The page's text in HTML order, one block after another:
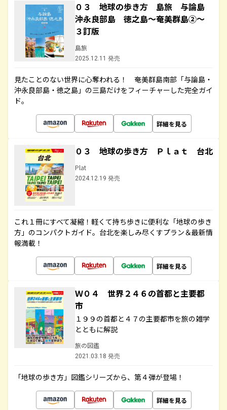
０３ 地球の歩き方 島旅 与論島
沖永良部島 徳之島～奄美群島②～
３訂版
島旅
2025.12.11 発売
見たことのない世界に心奪われる！ 奄美群島南部「与論島・
沖永良部島・徳之島」の三島だけをフィーチャーした完全ガイ
ド。
詳細を見る
０３ 地球の歩き方 Ｐｌａｔ 台北
Plat
2024.12.19 発売
これ１冊にすべて凝縮！軽くて持ち歩きに便利な「地球の歩き
方」のコンパクトガイド。台北を楽しみ尽くすプラン＆最新情
報満載！
詳細を見る
Ｗ０４ 世界２４６の首都と主要都
市
１９９の首都と４７の主要都市を旅の雑学
とともに解説
旅の図鑑
2021.03.18 発売
「地球の歩き方」図鑑シリーズから、第４弾が登場！
詳細を見る